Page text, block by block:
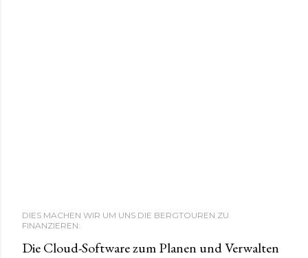
DIES MACHEN WIR UM UNS DIE BERGTOUREN ZU
FINANZIEREN:
Die Cloud-Software zum Planen und Verwalten